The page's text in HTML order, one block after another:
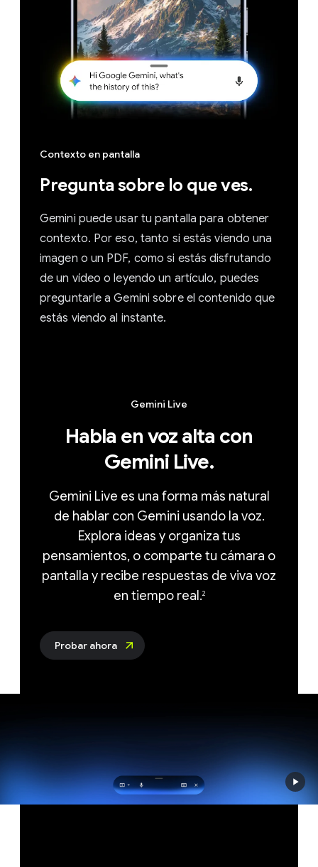
Contexto en pantalla
Pregunta sobre lo que ves.
Gemini puede usar tu pantalla para obtener
contexto. Por eso, tanto si estás viendo una
imagen o un PDF, como si estás disfrutando
de un vídeo o leyendo un artículo, puedes
preguntarle a Gemini sobre el contenido que
estás viendo al instante.
Gemini Live
Habla en voz alta con
Gemini Live.
Gemini Live es una forma más natural
de hablar con Gemini usando la voz.
Explora ideas y organiza tus
pensamientos, o comparte tu cámara o
pantalla y recibe respuestas de viva voz
en tiempo real.2
Probar ahora